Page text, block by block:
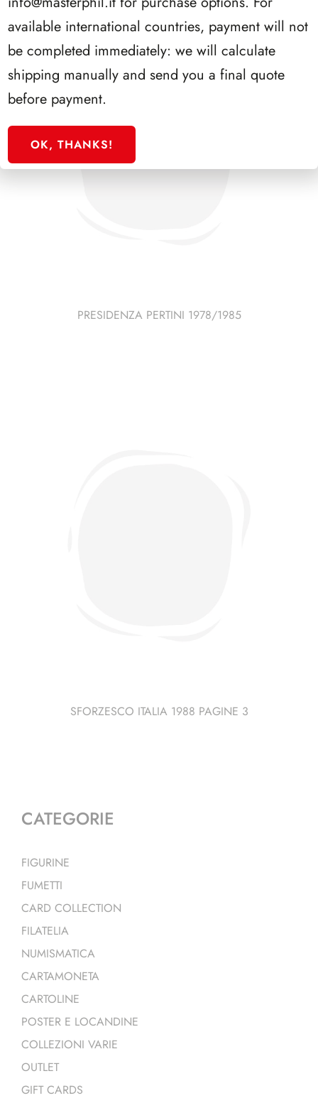
PRESIDENZA PERTINI 1978/1985
SFORZESCO ITALIA 1988 PAGINE 3
CATEGORIE
FIGURINE
FUMETTI
CARD COLLECTION
FILATELIA
NUMISMATICA
CARTAMONETA
CARTOLINE
POSTER E LOCANDINE
COLLEZIONI VARIE
OUTLET
GIFT CARDS
available international countries, payment will not
be completed immediately: we will calculate
shipping manually and send you a final quote
before payment.
OK, THANKS!